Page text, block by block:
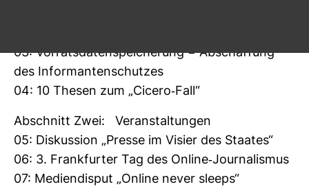
03: Vor­rats­da­ten­spei­che­rung = Abschaf­fung
des Infor­man­ten­schutzes
04: 10 Thesen zum „Cicero-​Fall“
Abschnitt Zwei: Ver­an­stal­tungen
05: Dis­kus­sion „Presse im Visier des Staates“
06: 3. Frank­furter Tag des Online-​Jour­na­lismus
07: Medi­en­disput „Online never sleeps“